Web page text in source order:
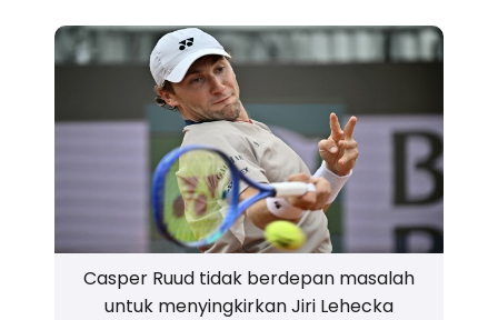
Casper Ruud tidak berdepan masalah
untuk menyingkirkan Jiri Lehecka